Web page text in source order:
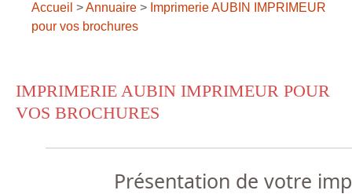
Accueil >Annuaire > Imprimerie AUBIN IMPRIMEUR
pour vos brochures
IMPRIMERIE AUBIN IMPRIMEUR POUR
VOS BROCHURES
Présentation de votre